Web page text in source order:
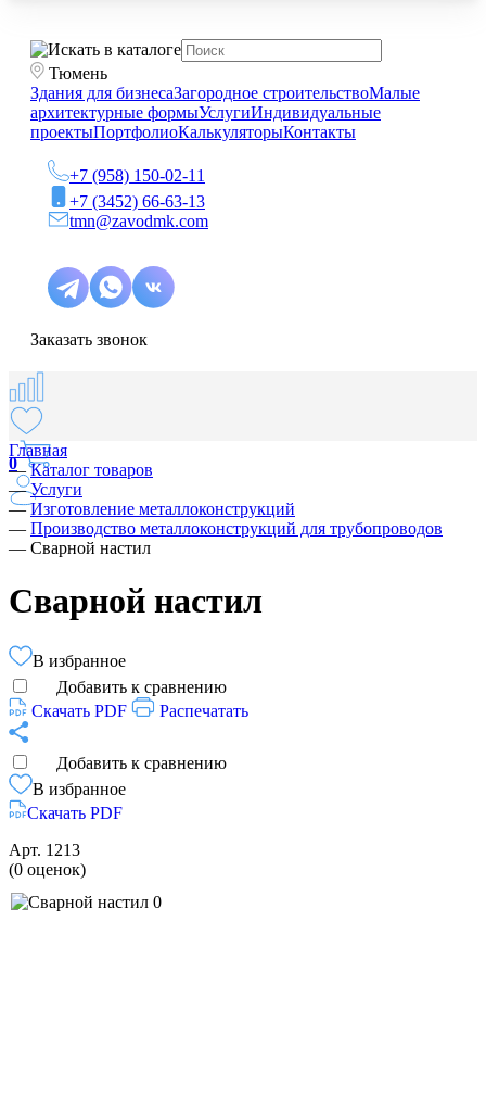
Тюмень
Здания для бизнесаЗагородное строительствоМалые
архитектурные формыУслугиИндивидуальные
проектыПортфолиоКалькуляторыКонтакты
+7 (958) 150-02-11
+7 (3452) 66-63-13
tmn@zavodmk.com
Заказать звонок
0
Главная
—Каталог товаров
—Услуги
—Изготовление металлоконструкций
— Производство металлоконструкций для трубопроводов
— Сварной настил
Сварной настил
В избранное
Добавить к сравнению
Скачать PDF
Распечатать
Добавить к сравнению
В избранное
Скачать PDF
Арт. 1213
(0 оценок)